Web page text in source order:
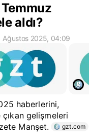
aldı?
Ağustos 2025, 04:09
haberlerini,
çıkan gelişmeleri
Manşet.
gzt.com